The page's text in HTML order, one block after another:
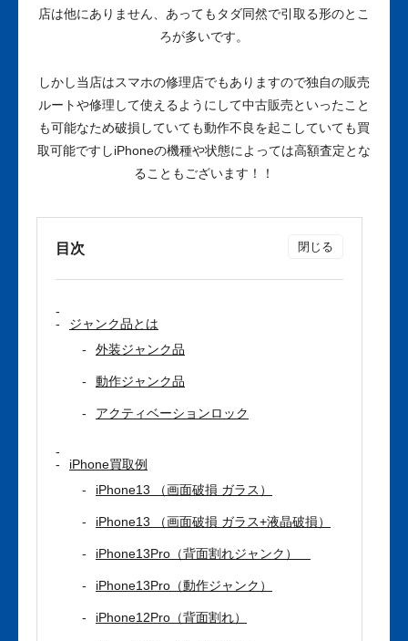
店は他にありません、あってもタダ同然で引取る形のとこ
ろが多いです。
しかし当店はスマホの修理店でもありますので独自の販売
ルートや修理して使えるようにして中古販売といったこと
も可能なため破損していても動作不良を起こしていても買
取可能ですしiPhoneの機種や状態によっては高額査定とな
ることもございます！！
目次
ジャンク品とは
外装ジャンク品
動作ジャンク品
アクティベーションロック
iPhone買取例
iPhone13 （画面破損 ガラス）
iPhone13 （画面破損 ガラス+液晶破損）
iPhone13Pro（背面割れジャンク）
iPhone13Pro（動作ジャンク）
iPhone12Pro（背面割れ）